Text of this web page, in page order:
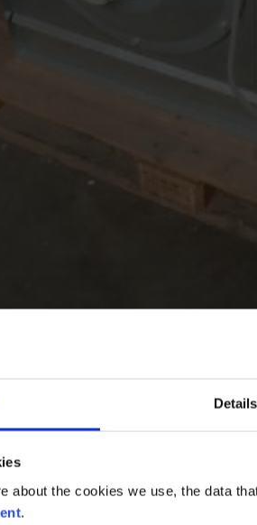
Details
about the cookies we use, the data
.